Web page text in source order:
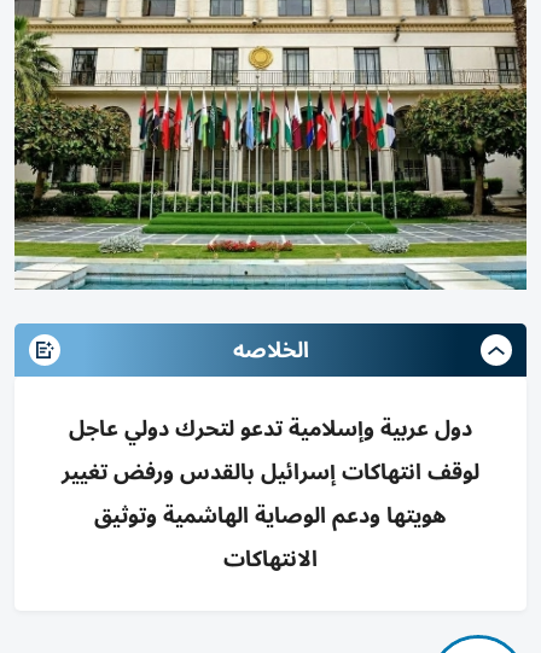
الخلاصه
دول عربية وإسلامية تدعو لتحرك دولي عاجل
لوقف انتهاكات إسرائيل بالقدس ورفض تغيير
هويتها ودعم الوصاية الهاشمية وتوثيق
الانتهاكات